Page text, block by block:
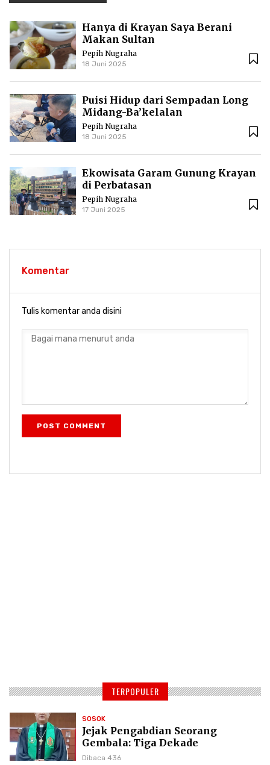
Hanya di Krayan Saya Berani
Makan Sultan
Pepih Nugraha
18 Juni 2025
Puisi Hidup dari Sempadan Long
Midang-Ba’kelalan
Pepih Nugraha
18 Juni 2025
Ekowisata Garam Gunung Krayan
di Perbatasan
Pepih Nugraha
17 Juni 2025
Komentar
Tulis komentar anda disini
POST COMMENT
TERPOPULER
SOSOK
Jejak Pengabdian Seorang
Gembala: Tiga Dekade
Kepemimpinan Pdt. Dr. Yulius
Dibaca 436